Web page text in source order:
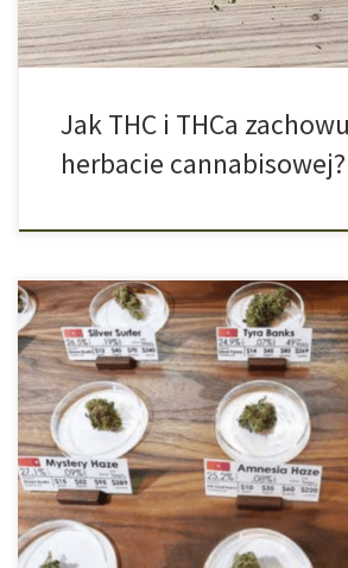
Jak THC i THCa
herbacie cannabisowej?
Dwoma największymi ryzykami przy
obecna moda na jego silne odmiany i
tytoniem. Wysoko rankingowa grupa
rząd porad, w jaki sposób osoby
takie ryzyko zminimalizować. Jeśli
marihuany nie można zakończyć ani ładnymi
groźbami to trzeba […]